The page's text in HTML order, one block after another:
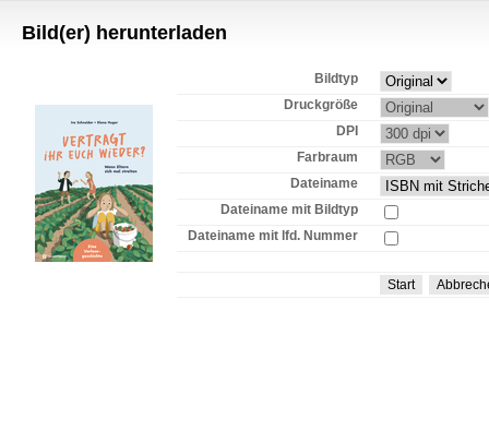
Bild(er) herunterladen
Bildtyp
Druckgröße
DPI
Farbraum
Dateiname
Dateiname mit Bildtyp
Dateiname mit lfd. Nummer